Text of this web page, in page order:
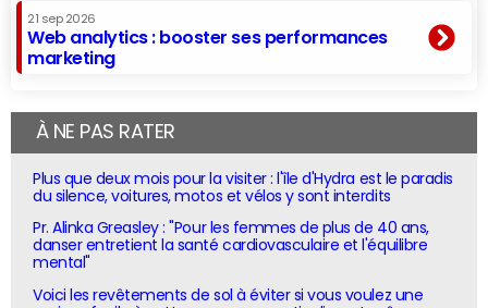
21 sep 2026
Web analytics : booster ses performances
marketing
À NE PAS RATER
Plus que deux mois pour la visiter : l'île d'Hydra est le paradis
du silence, voitures, motos et vélos y sont interdits
Pr. Alinka Greasley : "Pour les femmes de plus de 40 ans,
danser entretient la santé cardiovasculaire et l'équilibre
mental"
Voici les revêtements de sol à éviter si vous voulez une